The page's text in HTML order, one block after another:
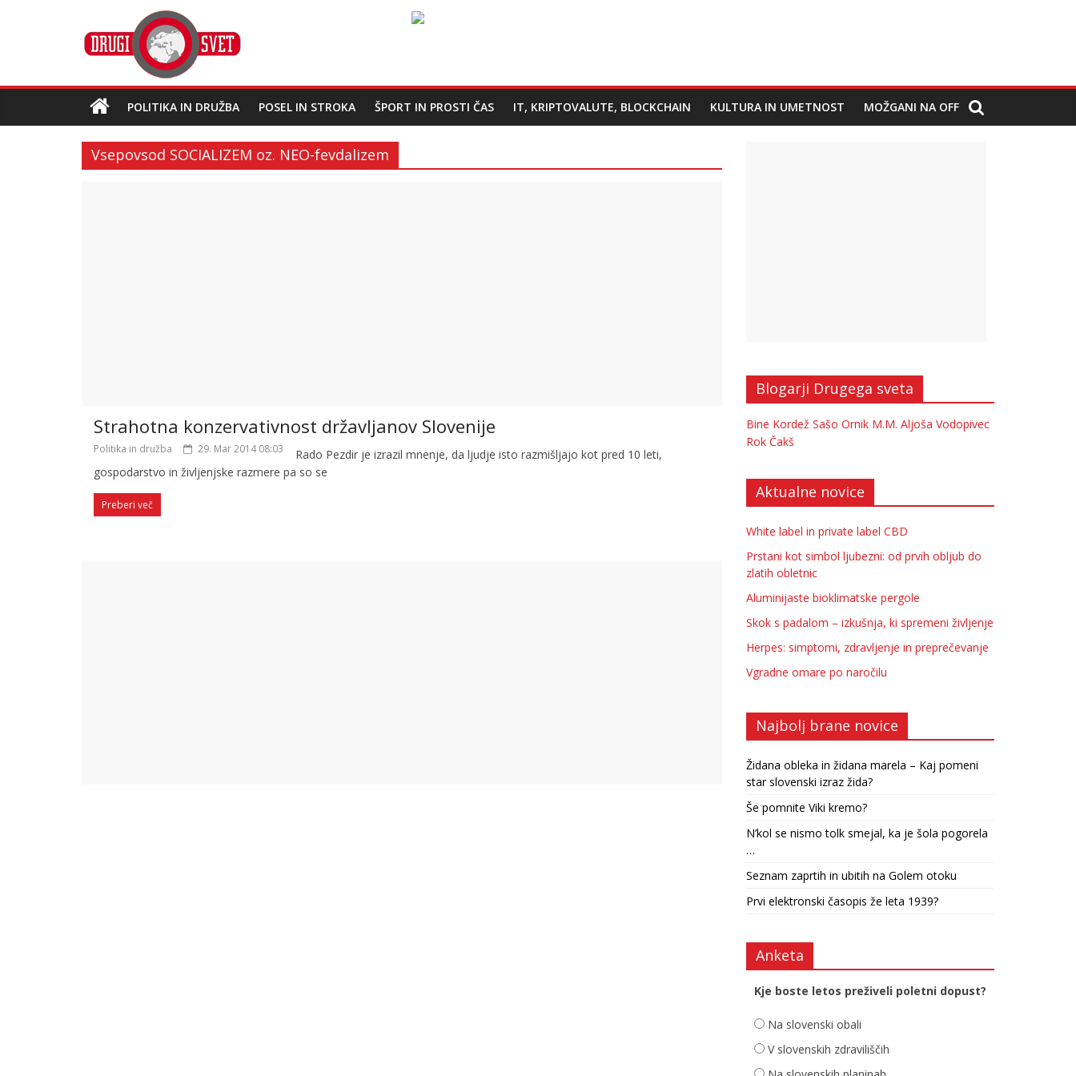
POLITIKA IN DRUŽBA POSEL IN STROKA ŠPORT IN PROSTI ČAS IT, KRIPTOVALUTE, BLOCKCHAIN KULTURA IN UMETNOST MOŽGANI NA OFF
Vsepovsod SOCIALIZEM oz. NEO-fevdalizem
Strahotna konzervativnost državljanov Slovenije
Politika in družba 29. Mar 2014 08:03
Rado Pezdir je izrazil mnenje, da ljudje isto razmišljajo kot pred 10 leti,
gospodarstvo in življenjske razmere pa so se
Preberi več
Blogarji Drugega sveta
Bine Kordež Sašo Ornik M.M. Aljoša Vodopivec
Rok Čakš
Aktualne novice
White label in private label CBD
Prstani kot simbol ljubezni: od prvih obljub do
zlatih obletnic
Aluminijaste bioklimatske pergole
Skok s padalom – izkušnja, ki spremeni življenje
Herpes: simptomi, zdravljenje in preprečevanje
Vgradne omare po naročilu
Najbolj brane novice
Židana obleka in židana marela – Kaj pomeni
star slovenski izraz žida?
Še pomnite Viki kremo?
N’kol se nismo tolk smejal, ka je šola pogorela
…
Seznam zaprtih in ubitih na Golem otoku
Prvi elektronski časopis že leta 1939?
Anketa
Kje boste letos preživeli poletni dopust?
Na slovenski obali
V slovenskih zdraviliščih